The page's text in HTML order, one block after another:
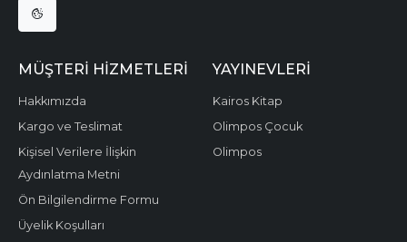
MÜŞTERI HIZMETLERI
Hakkımızda
Kargo ve Teslimat
Kişisel Verilere İlişkin
Aydınlatma Metni
Ön Bilgilendirme Formu
Üyelik Koşulları
YAYINEVLERI
Kairos Kitap
Olimpos Çocuk
Olimpos